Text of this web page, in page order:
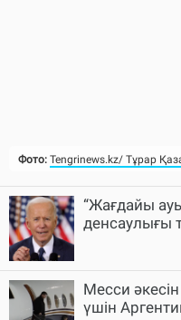
Фото: Tengrinews.kz/ Тұрар
“Жағдайы
денсаулығы
Месси
үшін